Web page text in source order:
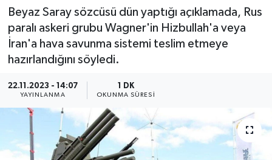
Beyaz Saray sözcüsü dün yaptığı açıklamada, Rus
paralı askeri grubu Wagner'in Hizbullah'a veya
İran'a hava savunma sistemi teslim etmeye
hazırlandığını söyledi.
22.11.2023 - 14:07
YAYINLANMA
1 DK
OKUNMA SÜRESI